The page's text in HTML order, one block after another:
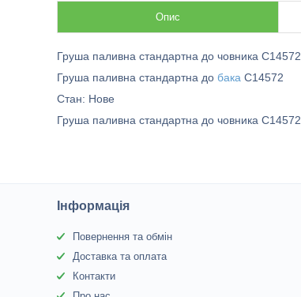
Опис
Груша паливна стандартна до човника C14572
Груша паливна стандартна до бака C14572
Стан: Нове
Груша паливна стандартна до човника C14572
Інформація
Повернення та обмін
Доставка та оплата
Контакти